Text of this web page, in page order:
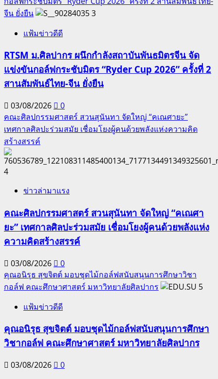
จีน ยั่งยืน
3
แฟ้มข่าวดีดี
RTSM ม.ศิลปากร ผนึกกำลังสถาบันพันธมิตรจีน จัด
แข่งขันกอล์ฟกระชับมิตร “Ryder Cup 2026” ครั้งที่ 2
สานสัมพันธ์ไทย-จีน ยั่งยืน
03/08/2026
0
คณะศิลปกรรมศาสตร์ สวนสุนันทา จัดใหญ่ “คเณศายะ”
เทศกาลศิลปะร่วมสมัย เชื่อมโยงผู้คนด้วยพลังแห่งความคิด
สร้างสรรค์
4
ข่าวล่ามาแรง
คณะศิลปกรรมศาสตร์ สวนสุนันทา จัดใหญ่ “คเณศา
ยะ” เทศกาลศิลปะร่วมสมัย เชื่อมโยงผู้คนด้วยพลังแห่ง
ความคิดสร้างสรรค์
03/08/2026
0
คุณอนิรุธ สุขจิตต์ มอบชุดไม้กอล์ฟสนับสนุนการศึกษาวิชา
กอล์ฟ คณะศึกษาศาสตร์ มหาวิทยาลัยศิลปากร
5
แฟ้มข่าวดีดี
คุณอนิรุธ สุขจิตต์ มอบชุดไม้กอล์ฟสนับสนุนการศึกษา
วิชากอล์ฟ คณะศึกษาศาสตร์ มหาวิทยาลัยศิลปากร
03/08/2026 0